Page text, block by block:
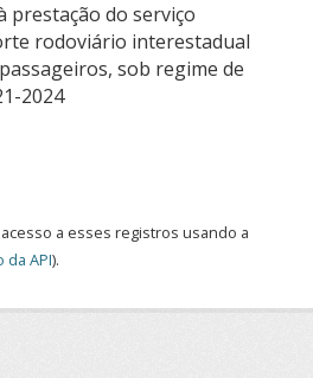
prestação do serviço
rodoviário interestadual
sob regime de
2024
a esses registros usando a
da API).